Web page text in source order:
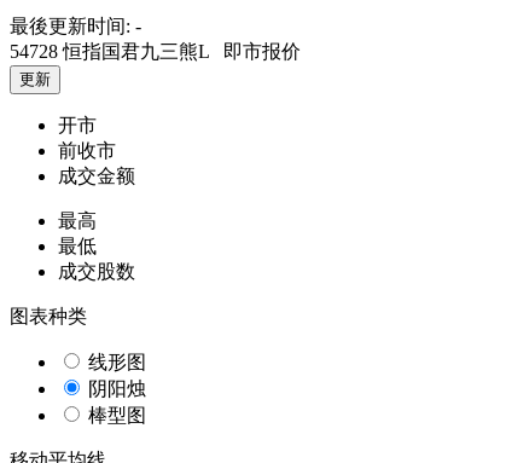
最後更新时间: -
54728 恒指国君九三熊L
即市报价
更新
开市
前收市
成交金额
最高
最低
成交股数
图表种类
线形图
阴阳烛
棒型图